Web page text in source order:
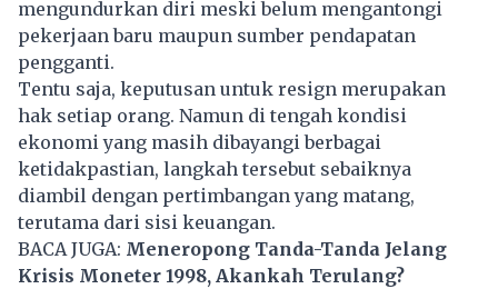
mengundurkan diri meski belum mengantongi
pekerjaan baru maupun sumber pendapatan
pengganti.
Tentu saja, keputusan untuk resign merupakan
hak setiap orang. Namun di tengah kondisi
ekonomi yang masih dibayangi berbagai
ketidakpastian, langkah tersebut sebaiknya
diambil dengan pertimbangan yang matang,
terutama dari sisi keuangan.
BACA JUGA: Meneropong Tanda-Tanda Jelang
Krisis Moneter 1998, Akankah Terulang?